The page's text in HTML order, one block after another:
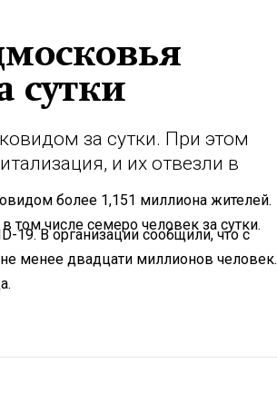
сутки
за сутки. При этом
и их отвезли в
более 1,151 миллиона жителей.
том числе семеро человек за сутки.
19. В организации сообщили, что с
менее двадцати миллионов человек.